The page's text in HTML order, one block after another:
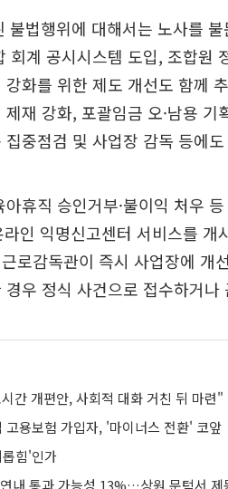
불법행위에 대해서는 노사를
회계 공시시스템 도입, 조합원
화를 위한 제도 개선도 함께
재 강화, 포괄임금 오·남용 기
중점검 및 사업장 감독 등에
휴직 승인거부·불이익 처우
인 익명신고센터 서비스를 개
로감독관이 즉시 사업장에 개
우 정식 사건으로 접수하거
간 개편안, 사회적 대화 거친 뒤 마련"
용보험 가입자, '마이너스 전환' 코앞
힘'인가
내 통과 가능성 13%…상원 문턱서 제